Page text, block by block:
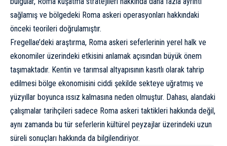
sağlamış ve bölgedeki Roma askeri operasyonları hakkındaki
önceki teorileri doğrulamıştır.
Fregellae’deki araştırma, Roma askeri seferlerinin yerel halk ve
ekonomiler üzerindeki etkisini anlamak açısından büyük önem
taşımaktadır. Kentin ve tarımsal altyapısının kasıtlı olarak tahrip
edilmesi bölge ekonomisini ciddi şekilde sekteye uğratmış ve
yüzyıllar boyunca ıssız kalmasına neden olmuştur. Dahası, alandaki
çalışmalar tarihçileri sadece Roma askeri taktikleri hakkında değil,
aynı zamanda bu tür seferlerin kültürel peyzajlar üzerindeki uzun
süreli sonuçları hakkında da bilgilendiriyor.